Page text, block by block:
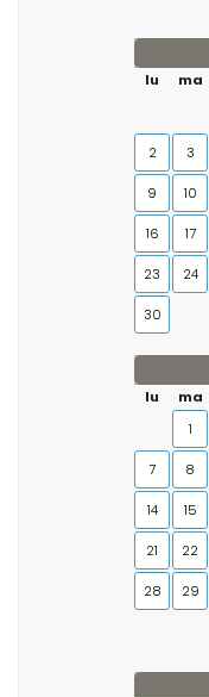
lu
ma
2 3
9 10
16 17
23 24
30
lu
ma
1
7 8
14 15
21 22
28 29